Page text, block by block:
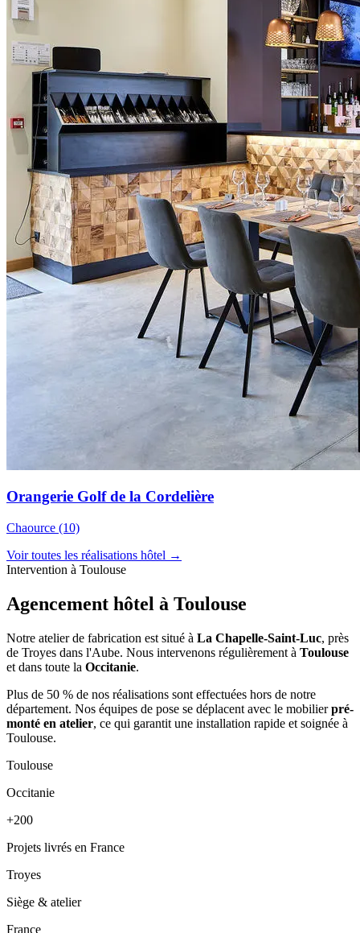
Orangerie Golf de la Cordelière
Chaource (10)
Voir toutes les réalisations hôtel →
Intervention à Toulouse
Agencement hôtel à Toulouse
Notre atelier de fabrication est situé à La Chapelle-Saint-Luc, près
de Troyes dans l'Aube. Nous intervenons régulièrement à Toulouse
et dans toute la Occitanie.
Plus de 50 % de nos réalisations sont effectuées hors de notre
département. Nos équipes de pose se déplacent avec le mobilierpré-
monté en atelier, ce qui garantit une installation rapide et soignée à
Toulouse.
Toulouse
Occitanie
+200
Projets livrés en France
Troyes
Siège & atelier
France